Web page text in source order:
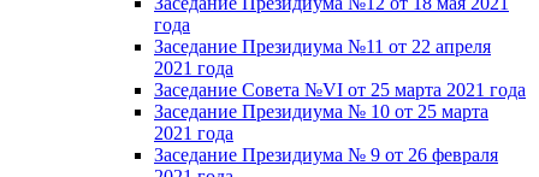
года
Заседание Президиума №11 от 22 апреля
2021 года
Заседание Совета №VI от 25 марта 2021 года
Заседание Президиума № 10 от 25 марта
2021 года
Заседание Президиума № 9 от 26 февраля